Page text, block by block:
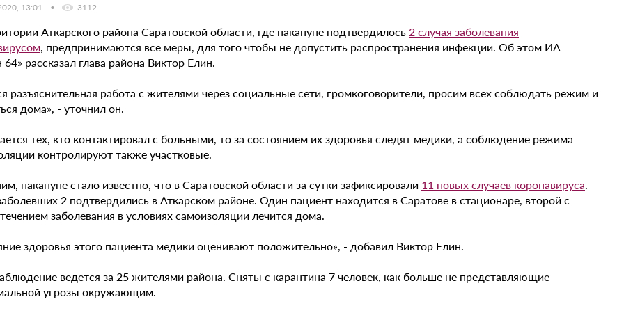
13:01 3112
Аткарского района Саратовской области, где накануне подтвердилось2 случая заболевания
, предпринимаются все меры, для того чтобы не допустить распространения инфекции. Об этом ИА
64» рассказал глава района Виктор Елин.
разъяснительная работа с жителями через социальные сети, громкоговорители, просим всех соблюдать режим и
дома», - уточнил он.
тех, кто контактировал с больными, то за состоянием их здоровья следят медики, а соблюдение режима
контролируют также участковые.
накануне стало известно, что в Саратовской области за сутки зафиксировали 11 новых случаев коронавируса.
2 подтвердились в Аткарском районе. Один пациент находится в Саратове в стационаре, второй с
заболевания в условиях самоизоляции лечится дома.
здоровья этого пациента медики оценивают положительно», - добавил Виктор Елин.
ведется за 25 жителями района. Сняты с карантина 7 человек, как больше не представляющие
угрозы окружающим.